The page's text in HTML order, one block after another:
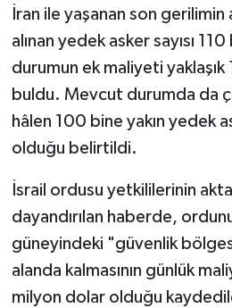
İran ile yaşanan son gerilimin
alınan yedek asker sayısı
durumun ek maliyeti yaklaşık
buldu. Mevcut durumda da
hâlen 100 bine yakın yedek
olduğu belirtildi.
İsrail ordusu yetkililerinin
dayandırılan haberde,
güneyindeki "güvenlik
alanda kalmasının günlük
milyon dolar olduğu